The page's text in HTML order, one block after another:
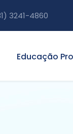
3241-4860
Educação